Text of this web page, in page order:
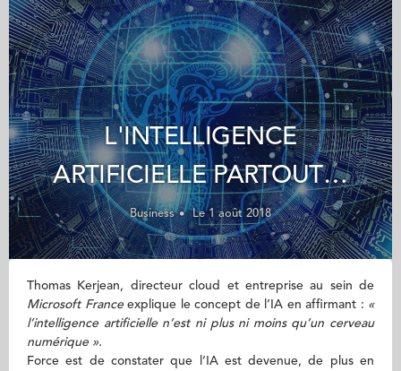
L'INTELLIGENCE
ARTIFICIELLE PARTOUT…
Business Le 1 août 2018
Thomas Kerjean, directeur cloud et entreprise au sein de
Microsoft France explique le concept de l’IA en affirmant : «
l’intelligence artificielle n’est ni plus ni moins qu’un cerveau
numérique ».
Force est de constater que l’IA est devenue, de plus en